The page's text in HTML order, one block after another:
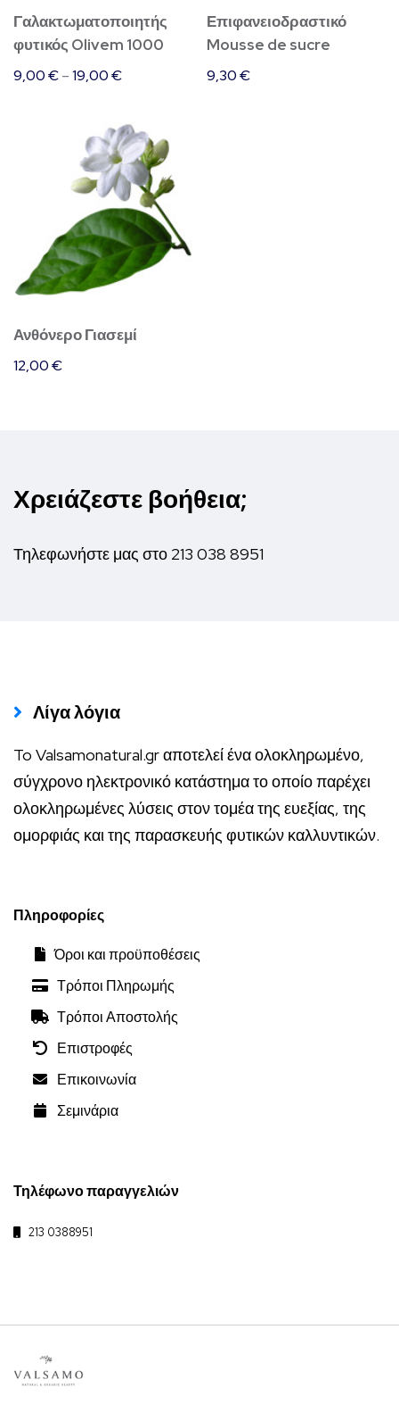
μπορούν
να
επιλεγούν
προϊόντος
Γαλακτωματοποιητής
φυτικός Olivem 1000
9,00€–19,00€
Επιφανειοδραστικό
Mousse de sucre
9,30€
Ανθόνερο Γιασεμί
12,00€
Χρειάζεστε βοήθεια;
Τηλεφωνήστε μας στο 213 038 8951
Λίγα λόγια
To Valsamonatural.gr αποτελεί ένα ολοκληρωμένο,
σύγχρονο ηλεκτρονικό κατάστημα το οποίο παρέχει
ολοκληρωμένες λύσεις στον τομέα της ευεξίας, της
ομορφιάς και της παρασκευής φυτικών καλλυντικών.
Πληροφορίες
Όροι και προϋποθέσεις
Τρόποι Πληρωμής
Τρόποι Αποστολής
Επιστροφές
Επικοινωνία
Σεμινάρια
Τηλέφωνο παραγγελιών
213 0388951